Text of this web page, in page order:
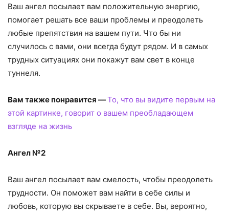
Ваш ангел посылает вам положительную энергию,
помогает решать все ваши проблемы и преодолеть
любые препятствия на вашем пути. Что бы ни
случилось с вами, они всегда будут рядом. И в самых
трудных ситуациях они покажут вам свет в конце
туннеля.
Вам также понравится —То, что вы видите первым на
этой картинке, говорит о вашем преобладающем
взгляде на жизнь
Ангел №2
Ваш ангел посылает вам смелость, чтобы преодолеть
трудности. Он поможет вам найти в себе силы и
любовь, которую вы скрываете в себе. Вы, вероятно,